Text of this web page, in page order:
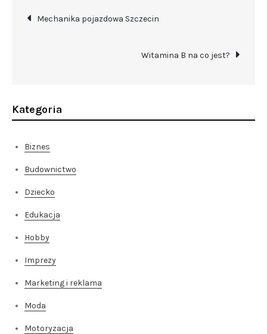
Nawigacja
Mechanika pojazdowa Szczecin
Witamina B na co jest?
Kategoria
Biznes
Budownictwo
Dziecko
Edukacja
Hobby
Imprezy
Marketing i reklama
Moda
Motoryzacja